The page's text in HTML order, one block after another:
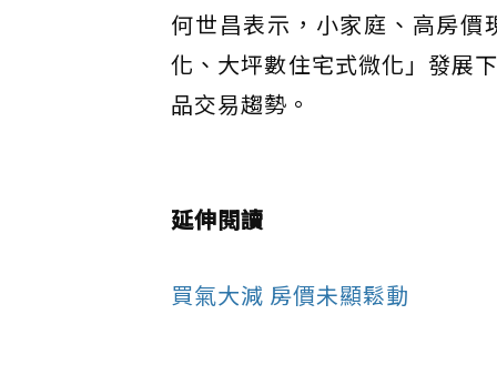
何世昌表示，小家庭、高房
化、大坪數住宅式微化」發展
品交易趨勢。
延伸閱讀
買氣大減 房價未顯鬆動